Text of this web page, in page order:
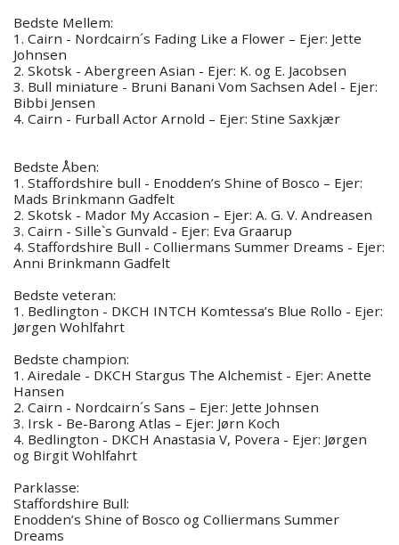
Bedste Mellem:
1. Cairn - Nordcairn´s Fading Like a Flower – Ejer: Jette
Johnsen
2. Skotsk - Abergreen Asian - Ejer: K. og E. Jacobsen
3. Bull miniature - Bruni Banani Vom Sachsen Adel - Ejer:
Bibbi Jensen
4. Cairn - Furball Actor Arnold – Ejer: Stine Saxkjær
Bedste Åben:
1. Staffordshire bull - Enodden’s Shine of Bosco – Ejer:
Mads Brinkmann Gadfelt
2. Skotsk - Mador My Accasion – Ejer: A. G. V. Andreasen
3. Cairn - Sille`s Gunvald - Ejer: Eva Graarup
4. Staffordshire Bull - Colliermans Summer Dreams - Ejer:
Anni Brinkmann Gadfelt
Bedste veteran:
1. Bedlington - DKCH INTCH Komtessa’s Blue Rollo - Ejer:
Jørgen Wohlfahrt
Bedste champion:
1. Airedale - DKCH Stargus The Alchemist - Ejer: Anette
Hansen
2. Cairn - Nordcairn´s Sans – Ejer: Jette Johnsen
3. Irsk - Be-Barong Atlas – Ejer: Jørn Koch
4. Bedlington - DKCH Anastasia V, Povera - Ejer: Jørgen
og Birgit Wohlfahrt
Parklasse:
Staffordshire Bull:
Enodden’s Shine of Bosco og Colliermans Summer
Dreams